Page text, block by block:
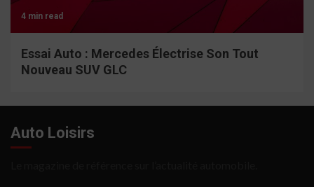
4 min read
Essai Auto : Mercedes Électrise Son Tout
Nouveau SUV GLC
Auto Loisirs